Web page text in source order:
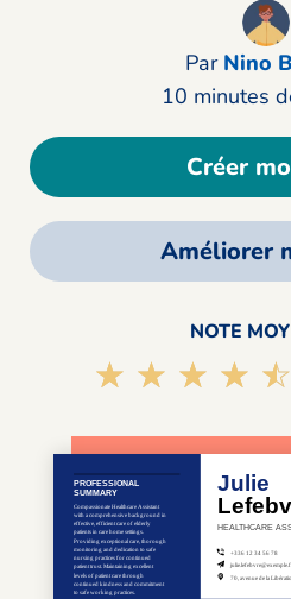
Par Nino
10 minutes
Créer
Améliorer
NOTE
☆☆☆☆☆
★★★★★